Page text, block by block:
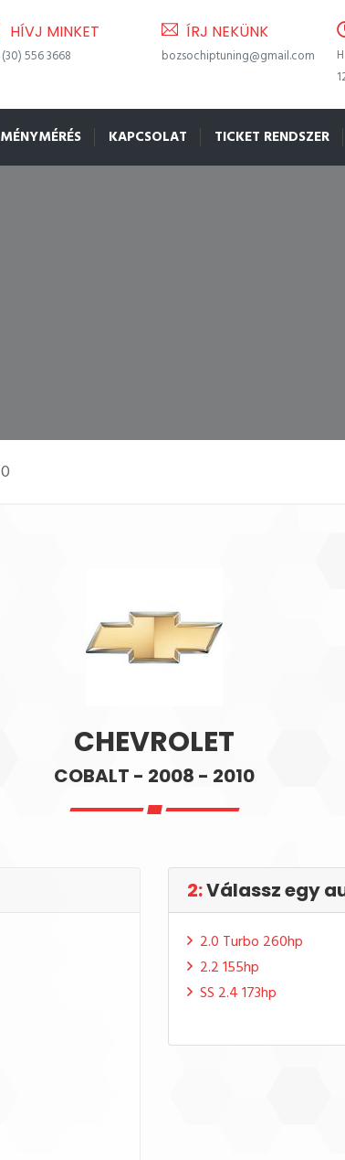
HÍVJ MINKET
556 3668
ÍRJ NEKÜNK
bozsochiptuning@gmail.com
KAPCSOLAT TICKET RENDSZER
CHEVROLET
COBALT - 2008 - 2010
2:Válassz egy
2.0 Turbo 260hp
2.2 155hp
SS 2.4 173hp